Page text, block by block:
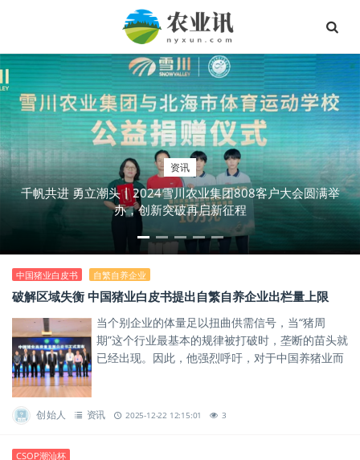
资讯
千帆共进 勇立潮头丨2024雪川农业集团808客户大会圆满举
办，创新突破再启新征程
中国猪业白皮书 自繁自养企业
破解区域失衡 中国猪业白皮书提出自繁自养企业出栏量上限
当个别企业的体量足以扭曲供需信号，当“猪周
期”这个行业最基本的规律被打破时，垄断的苗头就
已经出现。因此，他强烈呼吁，对于中国养猪业而
创始人 资讯 2025-12-22 12:15:01 3
CSOP潮汕杯